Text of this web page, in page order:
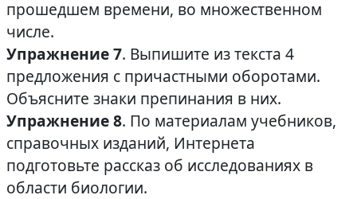
прошедшем времени, во множественном
числе.
Упражнение 7. Выпишите из текста 4
предложения с причастными оборотами.
Объясните знаки препинания в них.
Упражнение 8. По материалам учебников,
справочных изданий, Интернета
подготовьте рассказ об исследованиях в
области биологии.